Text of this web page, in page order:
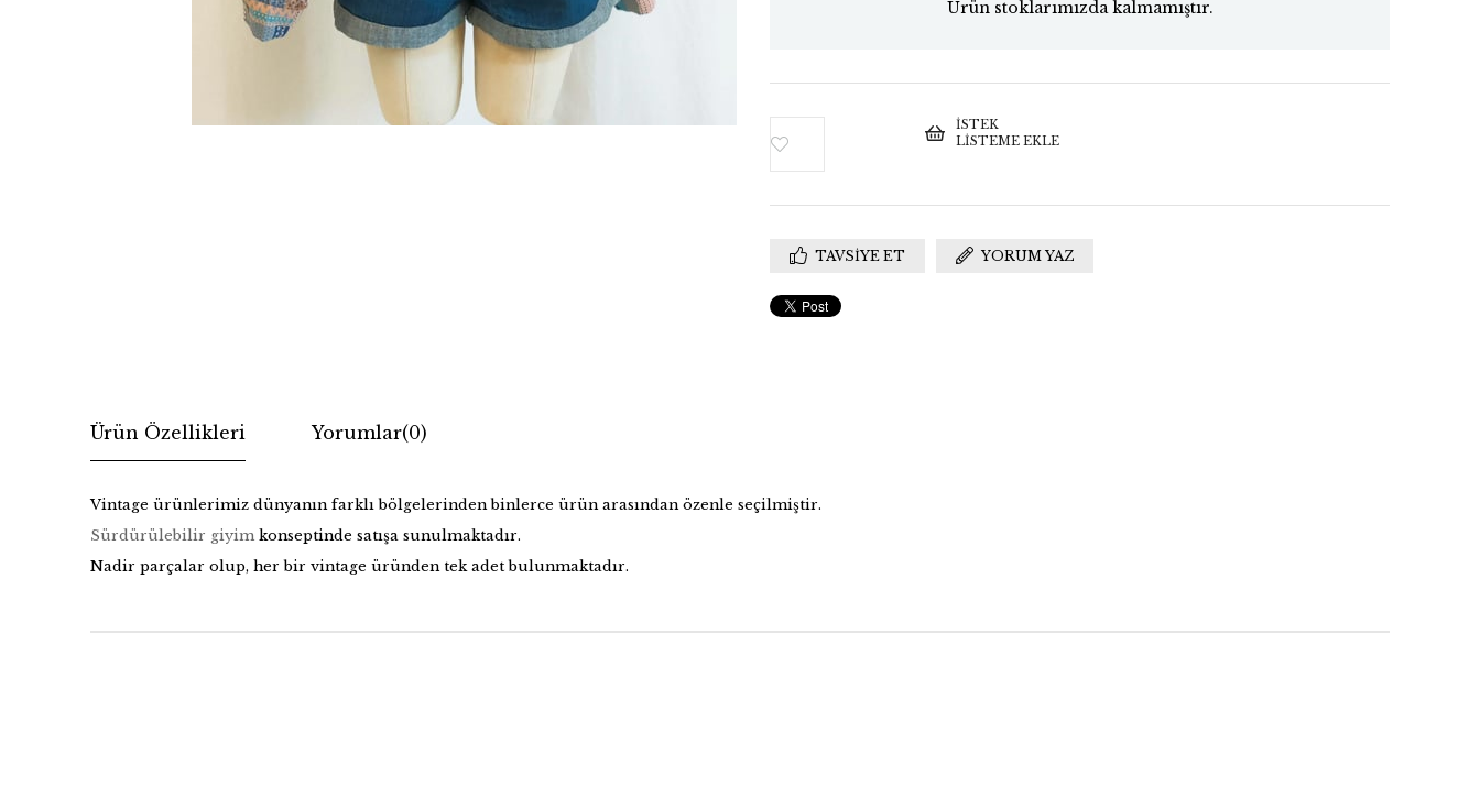
Ürün stoklarımızda kalmamıştır.
İSTEK
LISTEME EKLE
TAVSIYE ET YORUM YAZ
Ürün Özellikleri Yorumlar(0)
Vintage ürünlerimiz dünyanın farklı bölgelerinden binlerce ürün arasından özenle seçilmiştir.
Sürdürülebilir giyim konseptinde satışa sunulmaktadır.
Nadir parçalar olup, her bir vintage üründen tek adet bulunmaktadır.